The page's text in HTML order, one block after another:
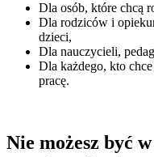
Dla osób, które chcą
Dla rodziców i
dzieci,
Dla nauczycieli,
Dla każdego, kto
pracę.
Nie możesz być